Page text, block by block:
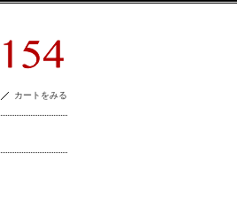
カートをみる